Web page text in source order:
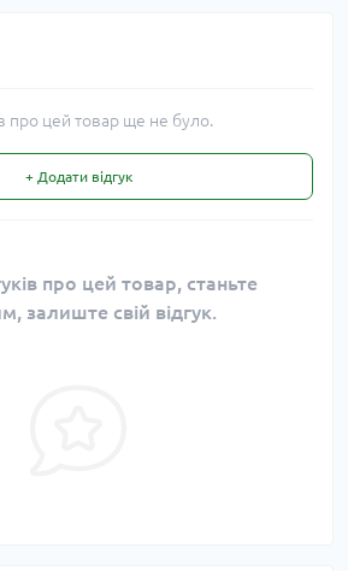
про цей товар ще не було.
+ Додати відгук
про цей товар, станьте
залиште свій відгук.